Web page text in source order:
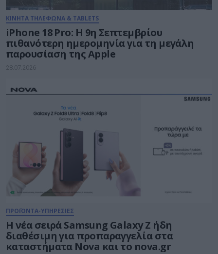
ΚΙΝΗΤΑ ΤΗΛΕΦΩΝΑ & TABLETS
iPhone 18 Pro: H 9η Σεπτεμβρίου
πιθανότερη ημερομηνία για τη μεγάλη
παρουσίαση της Apple
28.07.2026
ΠΡΟΪΟΝΤΑ-ΥΠΗΡΕΣΙΕΣ
Η νέα σειρά Samsung Galaxy Ζ ήδη
διαθέσιμη για προπαραγγελία στα
καταστήματα Nova και το nova.gr